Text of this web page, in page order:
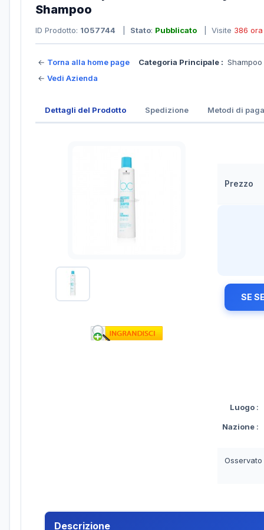
Shampoo
ID Prodotto: 1057744 Stato: Pubblicato | Visite 386 ora
← Torna alla home page
← Vedi Azienda
Categoria Principale :
Dettagli del Prodotto Spedizione Metodi di
Prezzo
SE
Luogo :
Nazione :
Descrizione